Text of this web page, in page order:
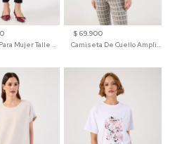
Leggigs Para Mujer Talle Alto Liso
$ 69.900
Camiseta De Cuello Amplio Y Manga 3/4 Para Mujer